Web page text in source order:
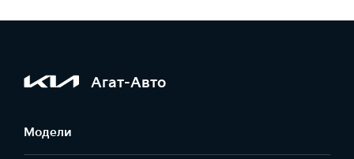
Агат-Авто
Модели